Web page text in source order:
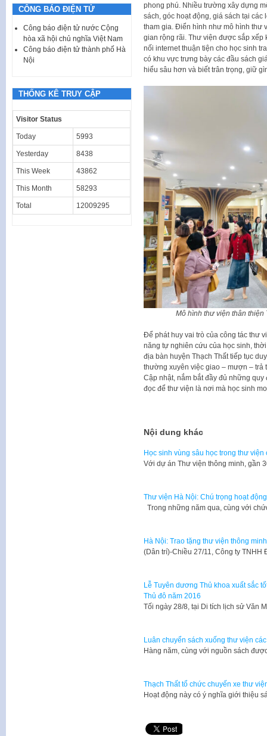
phong phú. Nhiều trường xây dựng
sách, góc hoạt động, giá sách tại
tham gia. Điển hình như mô hình thư
gian rộng rãi. Thư viện được sắp xếp
nối internet thuận tiện cho học sinh
có khu vực trưng bày các đầu sách
hiểu sâu hơn và biết trân trọng, giữ
Mô hình thư viện thân
Để phát huy vai trò của công tác thư
năng tự nghiên cứu của học sinh,
địa bàn huyện Thạch Thất tiếp tục
thường xuyên việc giao – mượn – trả
Cập nhật, nắm bắt đầy đủ những
đọc để thư viện là nơi mà học sinh
Nội dung khác
Học sinh vùng sâu học trong thư viện
​Với dự án Thư viện thông minh, gần
Thư viện Hà Nội: Chú trọng hoạt
Trong những năm qua, cùng với
Hà Nội: Trao tặng thư viện thông
​(Dân trí)-Chiều 27/11, Công ty
Lễ Tuyên dương Thủ khoa xuất sắc
Thủ đô năm 2016
Tối ngày 28/8, tại Di tích lịch sử Văn
Luân chuyển sách xuống thư viện
Hàng năm, cùng với nguồn sách
Thạch Thất tổ chức chuyến xe thư
Hoạt động này có ý nghĩa giới thiệu
CÔNG BÁO ĐIỆN TỬ
Công báo điện tử nước Cộng
hòa xã hội chủ nghĩa Việt Nam
Công báo điện tử thành phố Hà
Nội
THỐNG KÊ TRUY CẬP
Visitor Status
Today 5993
Yesterday 8438
This Week 43862
This Month 58293
Total 12009295